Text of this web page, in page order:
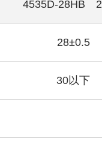
4535D-28HB
28±0.5
30以下